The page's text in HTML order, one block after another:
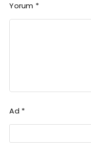
Yorum *
Ad *